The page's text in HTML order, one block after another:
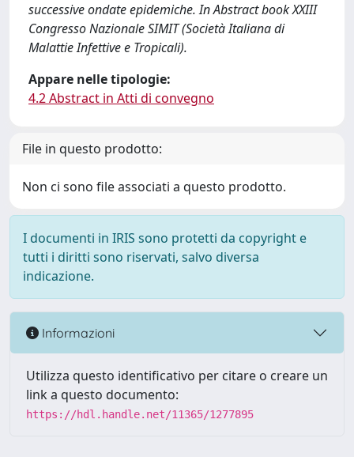
successive ondate epidemiche. In Abstract book XXIII
Congresso Nazionale SIMIT (Società Italiana di
Malattie Infettive e Tropicali).
Appare nelle tipologie:
4.2 Abstract in Atti di convegno
File in questo prodotto:
Non ci sono file associati a questo prodotto.
I documenti in IRIS sono protetti da copyright e
tutti i diritti sono riservati, salvo diversa
indicazione.
Informazioni
Utilizza questo identificativo per citare o creare un
link a questo documento:
https://hdl.handle.net/11365/1277895